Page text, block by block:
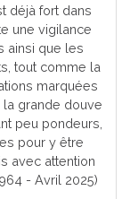
déjà fort dans
une vigilance
ainsi que les
tout comme la
marquées
grande douve
peu pondeurs,
pour y être
avec attention
- Avril 2025)